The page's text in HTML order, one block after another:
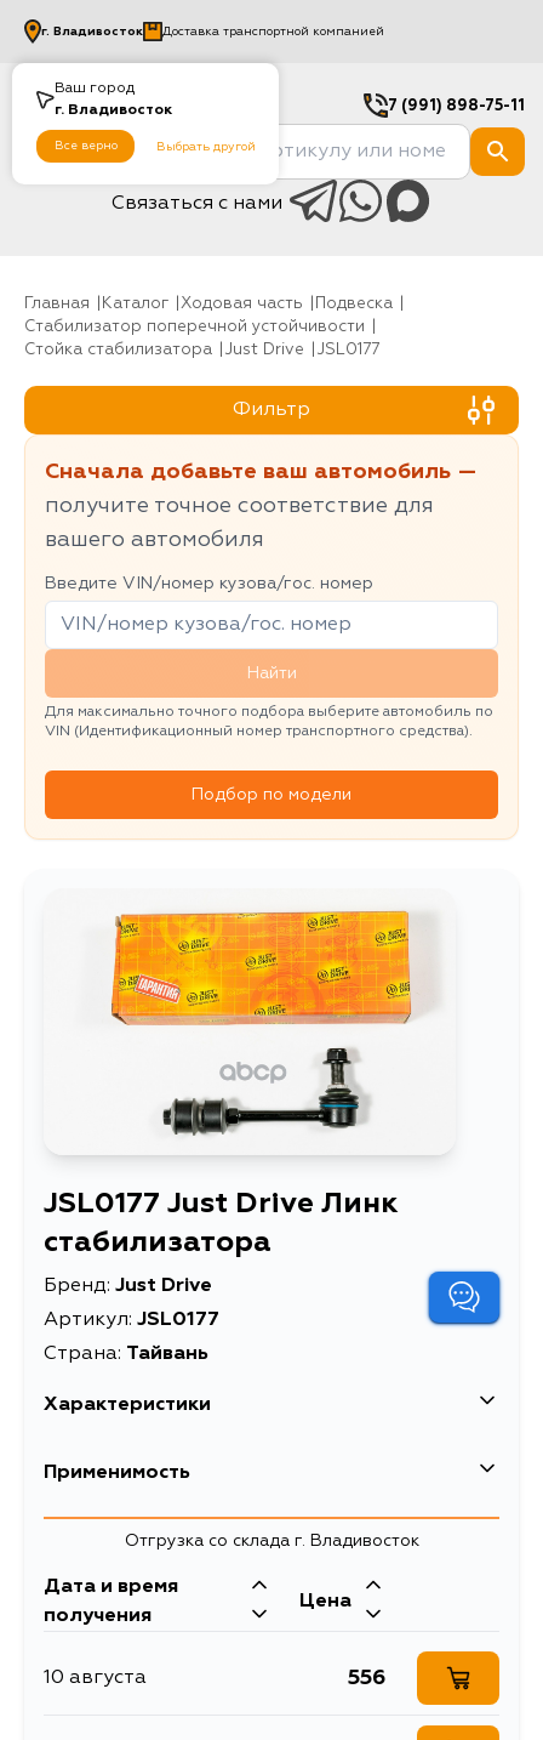
Ваш город
г. Владивосток
Все верно Выбрать другой
г. Владивосток Доставка транспортной компанией
7 (991) 898-75-11
Связаться с нами
Главная Каталог Ходовая часть
Подвеска
Стабилизатор поперечной устойчивости
Стойка стабилизатора
Just Drive JSL0177
Фильтр
Сначала добавьте ваш автомобиль —
получите точное соответствие для
вашего автомобиля
Введите VIN/номер кузова/гос. номер
Найти
Для максимально точного подбора выберите автомобиль по
VIN (Идентификационный номер транспортного средства).
Подбор по модели
JSL0177 Just Drive Линк
стабилизатора
Бренд: Just Drive
Артикул: JSL0177
Страна: Тайвань
Характеристики
Описание
Применимость
Toyota
Кузов Двигатель
KZN185, RZN180W, RZN185W,
RZN185L, VZN185L, RZN180L,
VZN180L, KZN185W, VZN185W,
Отгрузка со склада г. Владивосток
Дата и время
получения
Цена
10 августа 556